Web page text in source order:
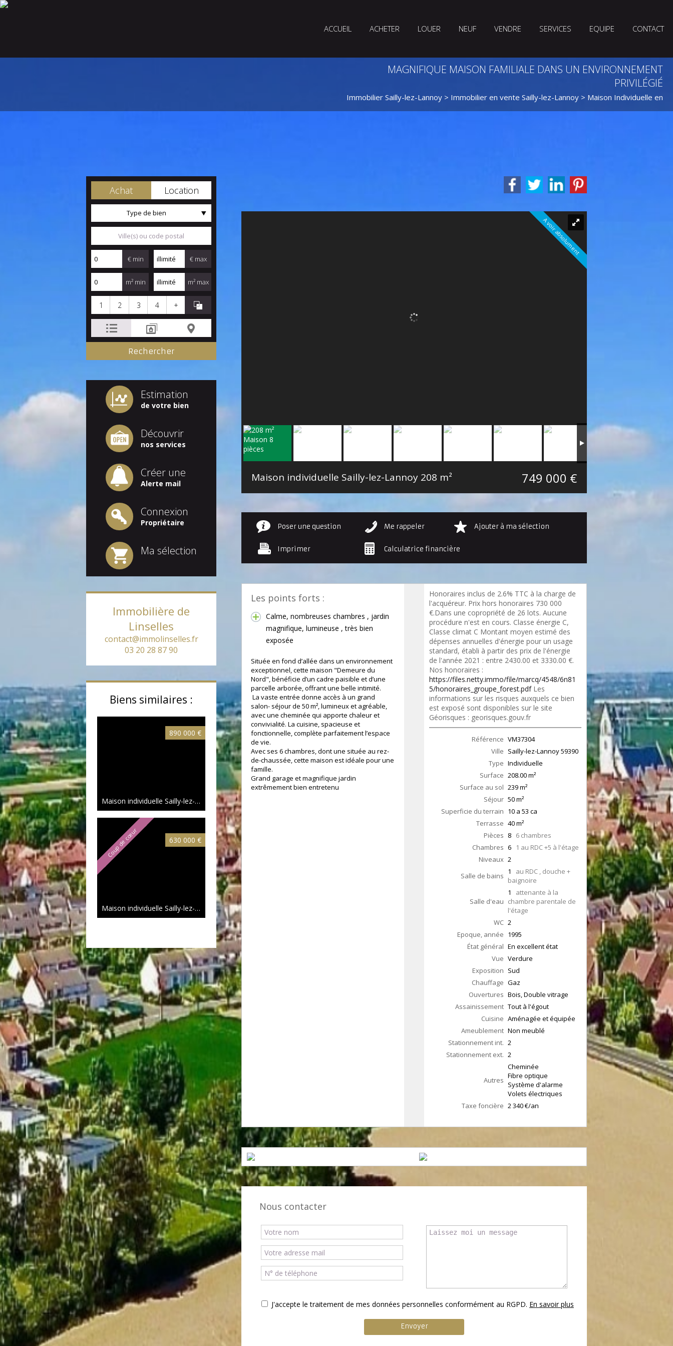
ACCUEIL ACHETER LOUER NEUF VENDRE SERVICES EQUIPE CONTACT
MAGNIFIQUE MAISON FAMILIALE DANS UN ENVIRONNEMENT
PRIVILÉGIÉ
Immobilier Sailly-lez-Lannoy > Immobilier en vente Sailly-lez-Lannoy > Maison Individuelle en
Achat Location
Type de bien
€ min € max
m² min m² max
1 2 3 4 +
Estimation
de votre bien
Découvrir
nos services
Créer une
Alerte mail
Connexion
Propriétaire
Ma sélection
Immobilière de
Linselles
contact@immolinselles.fr
03 20 28 87 90
Biens similaires :
890 000 €
Maison individuelle Sailly-lez-Lannoy 200 m²
Coup de cœur 630 000 €
Maison individuelle Sailly-lez-Lannoy 146.13 m²
A voir absolument
Maison individuelle Sailly-lez-Lannoy 208 m² 749 000 €
Poser une question Me rappeler Ajouter à ma sélection
Imprimer Calculatrice financière
Les points forts :
Calme, nombreuses chambres , jardin
magnifique, lumineuse , très bien
exposée
Située en fond d’allée dans un environnement
exceptionnel, cette maison "Demeure du
Nord", bénéficie d’un cadre paisible et d’une
parcelle arborée, offrant une belle intimité.
La vaste entrée donne accès à un grand
salon- séjour de 50 m², lumineux et agréable,
avec une cheminée qui apporte chaleur et
convivialité. La cuisine, spacieuse et
fonctionnelle, complète parfaitement l’espace
de vie.
Avec ses 6 chambres, dont une située au rez-
de-chaussée, cette maison est idéale pour une
famille.
Grand garage et magnifique jardin
extrêmement bien entretenu
Honoraires inclus de 2.6% TTC à la charge de
l'acquéreur. Prix hors honoraires 730 000
€.Dans une copropriété de 26 lots. Aucune
procédure n'est en cours. Classe énergie C,
Classe climat C Montant moyen estimé des
dépenses annuelles d'énergie pour un usage
standard, établi à partir des prix de l'énergie
de l'année 2021 : entre 2430.00 et 3330.00 €.
Nos honoraires :
https://files.netty.immo/file/marcq/4548/6n81
5/honoraires_groupe_forest.pdfLes
informations sur les risques auxquels ce bien
est exposé sont disponibles sur le site
Géorisques : georisques.gouv.fr
Référence VM37304
Ville Sailly-lez-Lannoy59390
Type Individuelle
Surface 208.00m²
Surface au sol 239m²
Séjour 50m²
Superficie du terrain 10 a 53 ca
Terrasse 40m²
Pièces 8 6 chambres
Chambres 6
1 au RDC +5 à l'étage
Niveaux 2
Salle de bains 1 au RDC , douche +
baignoire
Salle d'eau
1 attenante à la
chambre parentale de
l'étage
WC 2
Epoque, année 1995
État général En excellent état
Vue Verdure
Exposition Sud
Chauffage Gaz
Ouvertures Bois, Double vitrage
Assainissement Tout à l'égout
Cuisine Aménagée et équipée
Ameublement Non meublé
Stationnement int. 2
Stationnement ext. 2
Autres
Cheminée
Fibre optique
Système d'alarme
Volets électriques
Taxe foncière 2 340 €/an
Nous contacter
J'accepte le traitement de mes données personnelles conformément au RGPD. En savoir plus